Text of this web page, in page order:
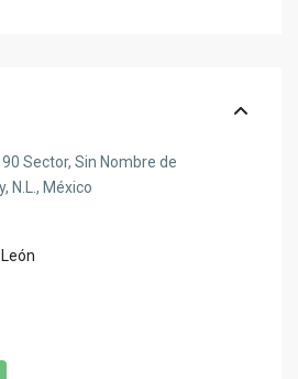
Sector, Sin Nombre de
N.L., México